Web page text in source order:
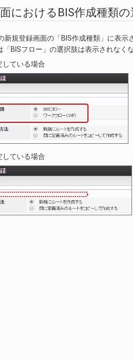
におけるBIS作成種類
新規登録画面の「BIS作成種類」に表示
「BISフロー」の選択肢は表示されなく
している場合
している場合